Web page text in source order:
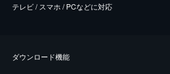
テレビ / スマホ / PCなどに対応
ダウンロード機能